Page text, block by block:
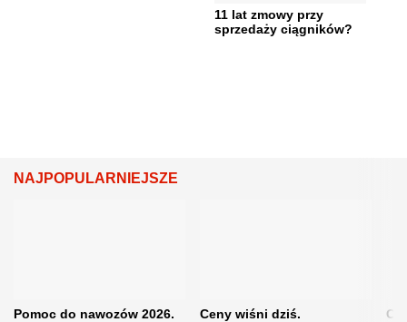
11 lat zmowy przy
sprzedaży ciągników?
NAJPOPULARNIEJSZE
Pomoc do nawozów 2026.
Ceny wiśni dziś.